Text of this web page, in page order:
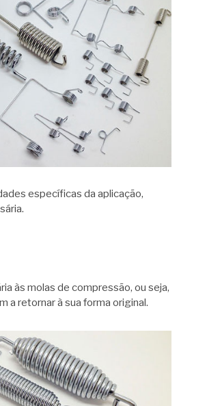
específicas da aplicação,
às molas de compressão, ou seja,
a retornar à sua forma original.